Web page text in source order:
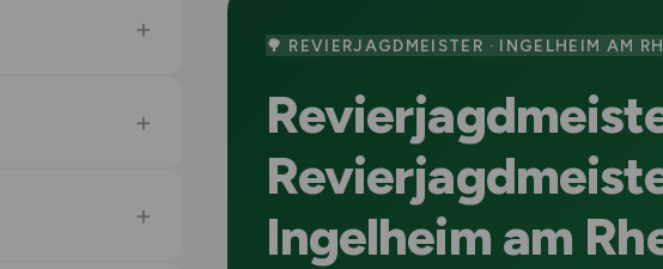
🌳 REVIERJAGDMEISTER · INGELHEIM AM
Ingelheim am